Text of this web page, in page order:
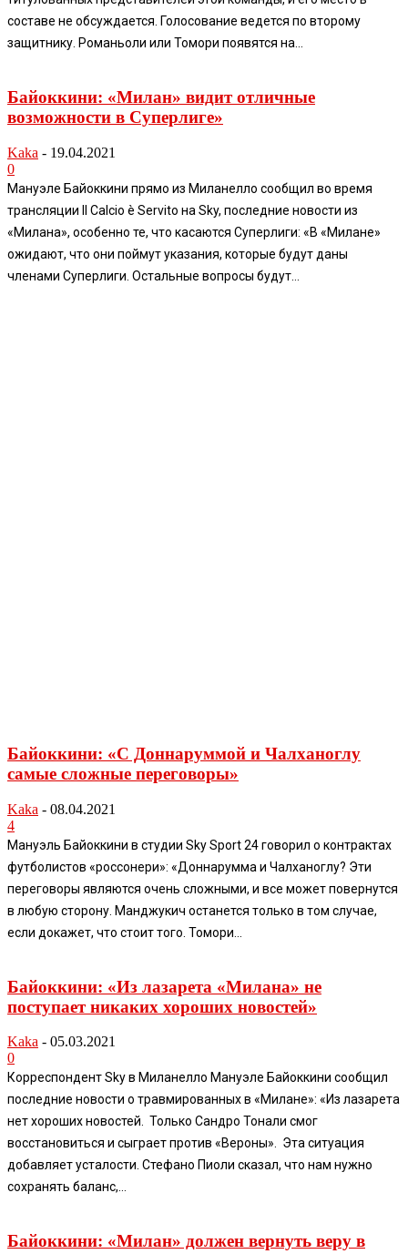
составе не обсуждается. Голосование ведется по второму
защитнику. Романьоли или Томори появятся на...
Байоккини: «Милан» видит отличные
возможности в Суперлиге»
Kaka - 19.04.2021
0
Мануэле Байоккини прямо из Миланелло сообщил во время
трансляции Il Calcio è Servito на Sky, последние новости из
«Милана», особенно те, что касаются Суперлиги: «В «Милане»
ожидают, что они поймут указания, которые будут даны
членами Суперлиги. Остальные вопросы будут...
Байоккини: «С Доннаруммой и Чалханоглу
самые сложные переговоры»
Kaka - 08.04.2021
4
Мануэль Байоккини в студии Sky Sport 24 говорил о контрактах
футболистов «россонери»: «Доннарумма и Чалханоглу? Эти
переговоры являются очень сложными, и все может повернутся
в любую сторону. Манджукич останется только в том случае,
если докажет, что стоит того. Томори...
Байоккини: «Из лазарета «Милана» не
поступает никаких хороших новостей»
Kaka - 05.03.2021
0
Корреспондент Sky в Миланелло Мануэле Байоккини сообщил
последние новости о травмированных в «Милане»: «Из лазарета
нет хороших новостей. Только Сандро Тонали смог
восстановиться и сыграет против «Вероны». Эта ситуация
добавляет усталости. Стефано Пиоли сказал, что нам нужно
сохранять баланс,...
Байоккини: «Милан» должен вернуть веру в